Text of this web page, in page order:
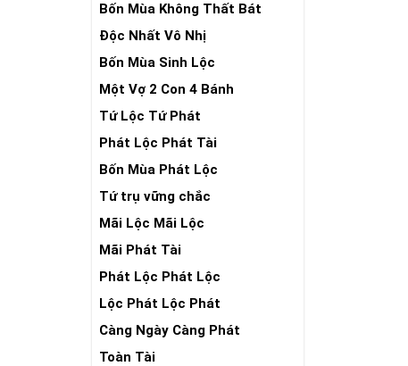
Bốn Mùa Không Thất Bát
Độc Nhất Vô Nhị
Bốn Mùa Sinh Lộc
Một Vợ 2 Con 4 Bánh
Tứ Lộc Tứ Phát
Phát Lộc Phát Tài
Bốn Mùa Phát Lộc
Tứ trụ vững chắc
Mãi Lộc Mãi Lộc
Mãi Phát Tài
Phát Lộc Phát Lộc
Lộc Phát Lộc Phát
Càng Ngày Càng Phát
Toàn Tài